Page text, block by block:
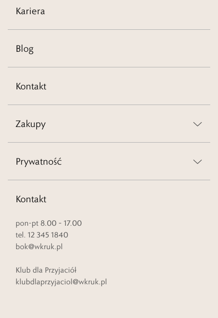
Kariera
Blog
Kontakt
Zakupy
Prywatność
Kontakt
pon-pt 8.00 – 17.00
tel. 12 345 1840
bok@wkruk.pl
Klub dla Przyjaciół
klubdlaprzyjaciol@wkruk.pl